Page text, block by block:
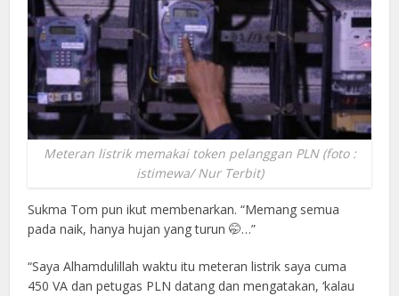
Meteran listrik memakai token pelanggan PLN (foto :
istimewa/ Nur Terbit)
Sukma Tom pun ikut membenarkan. “Memang semua
pada naik, hanya hujan yang turun 🤭…”
“Saya Alhamdulillah waktu itu meteran listrik saya cuma
450 VA dan petugas PLN datang dan mengatakan, ‘kalau